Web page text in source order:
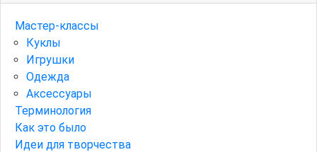
Мастер-классы
Куклы
Игрушки
Одежда
Аксессуары
Терминология
Как это было
Идеи для творчества